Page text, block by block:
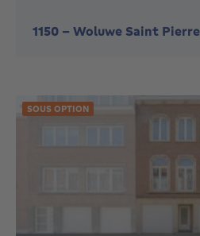
1150 - Woluwe Saint Pierre
SOUS OPTION